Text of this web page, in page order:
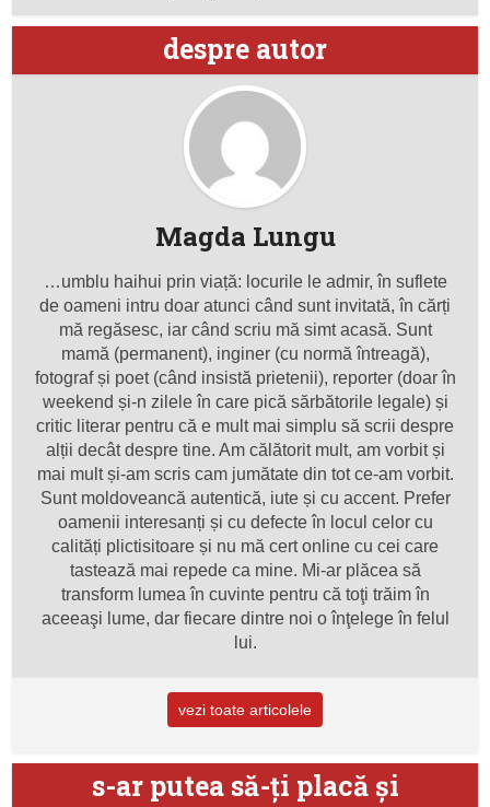
despre autor
Magda Lungu
…umblu haihui prin viață: locurile le admir, în suflete
de oameni intru doar atunci când sunt invitată, în cărți
mă regăsesc, iar când scriu mă simt acasă. Sunt
mamă (permanent), inginer (cu normă întreagă),
fotograf și poet (când insistă prietenii), reporter (doar în
weekend și-n zilele în care pică sărbătorile legale) și
critic literar pentru că e mult mai simplu să scrii despre
alții decât despre tine. Am călătorit mult, am vorbit și
mai mult și-am scris cam jumătate din tot ce-am vorbit.
Sunt moldoveancă autentică, iute și cu accent. Prefer
oamenii interesanți și cu defecte în locul celor cu
calități plictisitoare și nu mă cert online cu cei care
tastează mai repede ca mine. Mi-ar plăcea să
transform lumea în cuvinte pentru că toţi trăim în
aceeaşi lume, dar fiecare dintre noi o înţelege în felul
lui.
vezi toate articolele
s-ar putea să-ţi placă şi